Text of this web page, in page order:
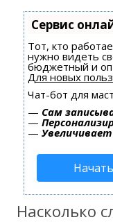
Сервис
Тот, кто
нужно видеть
бюджетный и
Для новых
Чат-бот для
— Сам
—
—
Насколько